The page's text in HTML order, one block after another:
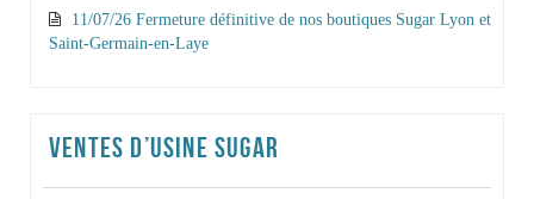
11/07/26 Fermeture définitive de nos boutiques Sugar Lyon et
Saint-Germain-en-Laye
VENTES D’USINE SUGAR